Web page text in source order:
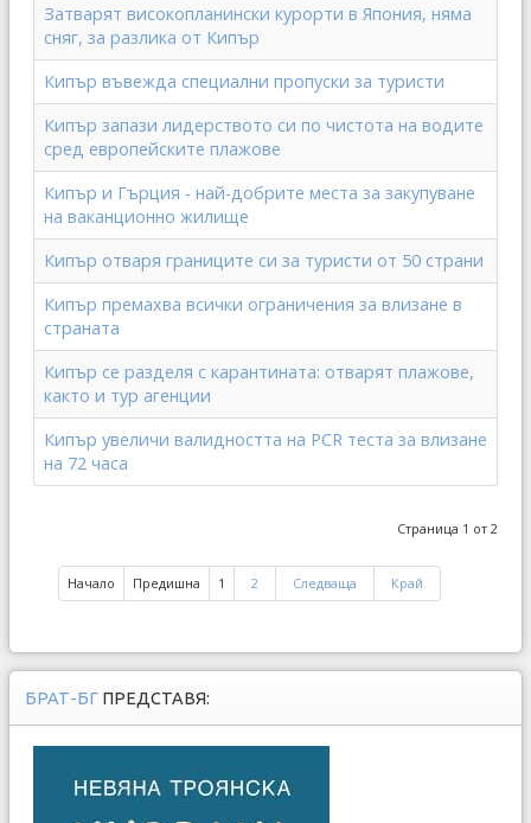
Затварят високопланински курорти в Япония, няма
сняг, за разлика от Кипър
Кипър въвежда специални пропуски за туристи
Кипър запази лидерството си по чистота на водите
сред европейските плажове
Кипър и Гърция - най-добрите места за закупуване
на ваканционно жилище
Кипър отваря границите си за туристи от 50 страни
Кипър премахва всички ограничения за влизане в
страната
Кипър се разделя с карантината: отварят плажове,
както и тур агенции
Кипър увеличи валидността на PCR теста за влизане
на 72 часа
Страница 1 от 2
Начало Предишна 1 2 Следваща Край
БРАТ-БГ ПРЕДСТАВЯ: